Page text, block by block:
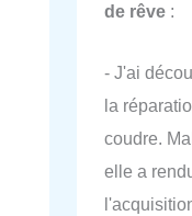
de rêve :
- J'ai
la
coudre.
elle a